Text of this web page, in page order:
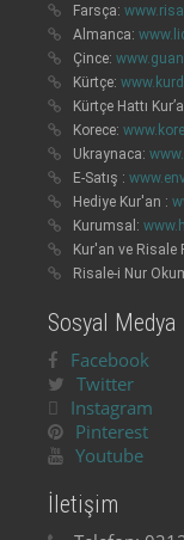
Farsça:
Almanca:
Çince:
Kürtçe:
Kürtçe Hattı
Korece:
Ukraynaca:
E-Satış :
Hediye Kur'an :
Kurumsal:
Kur'an ve Risale
Risale-i Nur
Sosyal Medya
Facebook
Twitter
Instagram
Pinterest
Youtube
İletişim